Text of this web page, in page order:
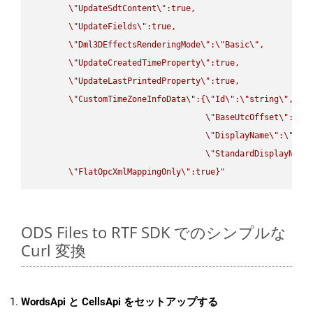
\"UpdateSdtContent\" :true,
\"UpdateFields\" :true,
\" Dml3DEffectsRenderingMode\" :\" Basic\" ,
\"UpdateCreatedTimeProperty\" :true,
\"UpdateLastPrintedProperty\" :true,
\"CustomTimeZoneInfoData\" :{\"Id\" :\"string\" ,
\" BaseUtcOffset\" :
\" DisplayName\" :\"
\"StandardDisplayName
\" FlatOpcXmlMappingOnly\" :true}"
ODS Files to RTF SDK でのシンプルな
Curl 変換
WordsApi と CellsApi をセットアップする